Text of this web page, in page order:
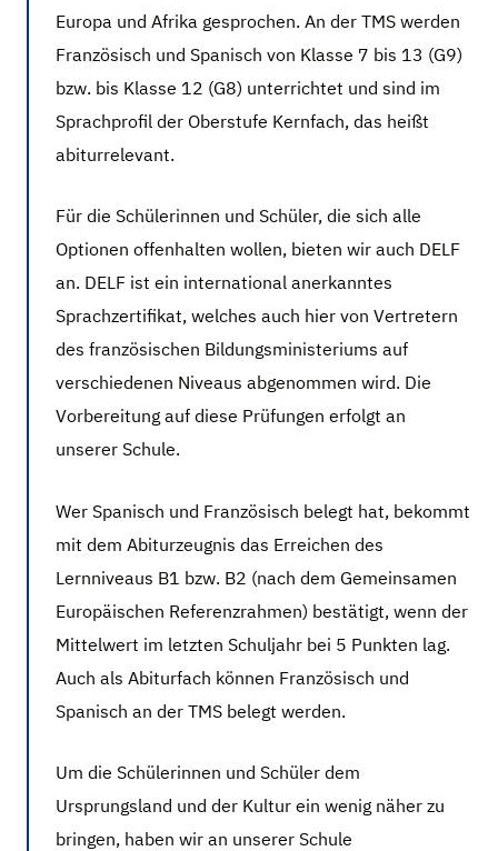
Europa und Afrika gesprochen. An der TMS werden
Französisch und Spanisch von Klasse 7 bis 13 (G9)
bzw. bis Klasse 12 (G8) unterrichtet und sind im
Sprachprofil der Oberstufe Kernfach, das heißt
abiturrelevant.
Für die Schülerinnen und Schüler, die sich alle
Optionen offenhalten wollen, bieten wir auch DELF
an. DELF ist ein international anerkanntes
Sprachzertifikat, welches auch hier von Vertretern
des französischen Bildungsministeriums auf
verschiedenen Niveaus abgenommen wird. Die
Vorbereitung auf diese Prüfungen erfolgt an
unserer Schule.
Wer Spanisch und Französisch belegt hat, bekommt
mit dem Abiturzeugnis das Erreichen des
Lernniveaus B1 bzw. B2 (nach dem Gemeinsamen
Europäischen Referenzrahmen) bestätigt, wenn der
Mittelwert im letzten Schuljahr bei 5 Punkten lag.
Auch als Abiturfach können Französisch und
Spanisch an der TMS belegt werden.
Um die Schülerinnen und Schüler dem
Ursprungsland und der Kultur ein wenig näher zu
bringen, haben wir an unserer Schule